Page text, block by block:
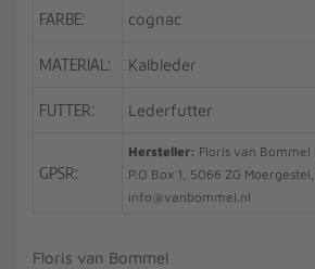
FARBE: cognac
MATERIAL: Kalbleder
FUTTER: Lederfutter
GPSR:
Hersteller: Floris van
P.O Box 1, 5066 ZG
info@vanbommel.nl
Floris van Bommel